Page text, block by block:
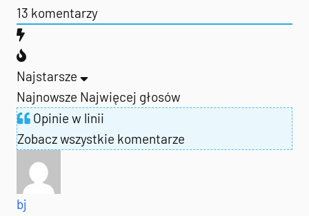
13 komentarzy
Najstarsze
Najnowsze Najwięcej głosów
Opinie w linii
Zobacz wszystkie komentarze
bj